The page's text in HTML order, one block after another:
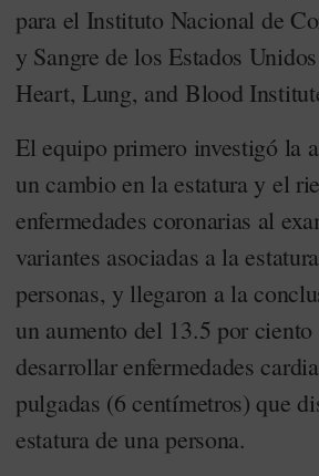
para el Instituto Nacional de
y Sangre de los Estados
Heart, Lung, and Blood
El equipo primero investigó la
un cambio en la estatura y el
enfermedades coronarias al
variantes asociadas a la
personas, y llegaron a la
un aumento del 13.5 por
desarrollar enfermedades
pulgadas (6 centímetros) que
estatura de una persona.